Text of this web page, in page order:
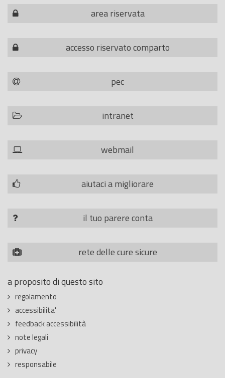
area riservata
accesso riservato comparto
pec
intranet
webmail
aiutaci a migliorare
il tuo parere conta
rete delle cure sicure
a proposito di questo sito
regolamento
accessibilita'
feedback accessibilità
note legali
privacy
responsabile